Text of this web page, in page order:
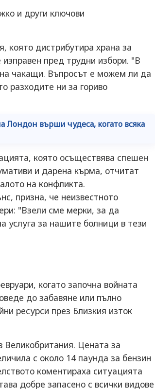
и други ключови
която дистрибутира храна за
пред трудни избори. "В
чакащи. Въпросът е можем ли да
разходите ни за гориво
Лондон върши чудеса, когато всяка
която осъществява спешен
и дарена кърма, отчитат
на конфликта.
призна, че неизвестното
"Взели сме мерки, за да
за нашите болници в тези
когато започна войната
до забавяне или пълно
ресурси през Близкия изток
Цената за
с около 14 паунда за бензин
коментираха ситуацията
добре запасено с всички видове